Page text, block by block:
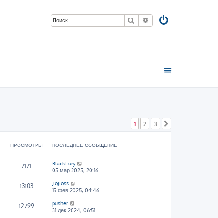
Поиск Расширенный поиск
1 2 3
ПРОСМОТРЫ ПОСЛЕДНЕЕ СООБЩЕНИЕ
7171
BlackFury
05 мар 2025, 20:16
13103
JioJioss
15 фев 2025, 04:46
12799
pusher
31 дек 2024, 06:51